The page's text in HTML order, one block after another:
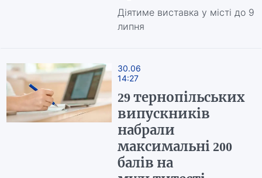
Діятиме виставка у місті до 9
липня
30.06
14:27
29 тернопільських
випускників
набрали
максимальні 200
балів на